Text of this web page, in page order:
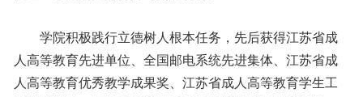
学院积极践行立德树人根本任务，先后获得江苏省成
人高等教育先进单位、全国邮电系统先进集体、江苏省成
人高等教育优秀教学成果奖、江苏省成人高等教育学生工